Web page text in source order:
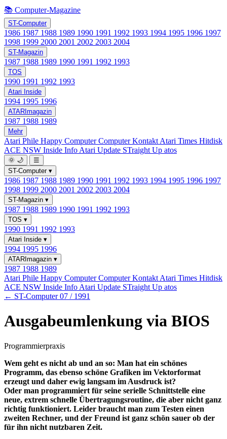
📚 Computer-Magazine
ST-Computer
1986 1987 1988 1989 1990 1991 1992 1993 1994 1995 1996 1997
1998 1999 2000 2001 2002 2003 2004
ST-Magazin
1987 1988 1989 1990 1991 1992 1993
TOS
1990 1991 1992 1993
Atari Inside
1994 1995 1996
ATARImagazin
1987 1988 1989
Mehr
Atari Phile Happy ComputerComputer Kontakt Atari Times Hitdisk
ACE NSW Inside Info Atari Update STraight Up atos
🌞 🌙
☰
ST-Computer ▾
1986 1987 1988 1989 1990 1991 1992 1993 1994 1995 1996 1997
1998 1999 2000 2001 2002 2003 2004
ST-Magazin ▾
1987 1988 1989 1990 1991 1992 1993
TOS ▾
1990 1991 1992 1993
Atari Inside ▾
1994 1995 1996
ATARImagazin ▾
1987 1988 1989
Atari Phile Happy ComputerComputer Kontakt Atari Times Hitdisk
ACE NSW Inside Info Atari Update STraight Up atos
← ST-Computer 07 / 1991
Ausgabeumlenkung via BIOS
Programmierpraxis
Wem geht es nicht ab und an so: Man hat ein schönes
Programm, das ebenso schöne Grafiken im Vektorformat
erzeugt und daher ewig langsam im Ausdruck ist?
Oder man programmiert für seine serielle Schnittstelle eine
neue, extrem schnelle Übertragungsroutine, die aber nicht ganz
richtig funktioniert. Leider braucht man zum Testen einen
zweiten Rechner, und der Freund ist ganz schön sauer ob der
für ihn nicht nutzbaren Zeit.